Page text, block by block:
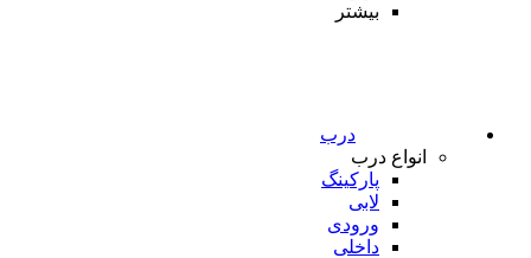
بیشتر
درب
انواع درب
پارکینگ
لابی
ورودی
داخلی